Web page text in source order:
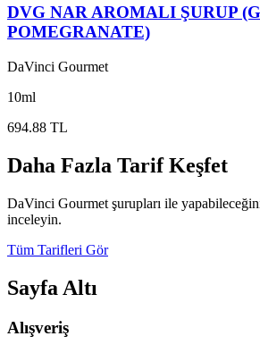
DVG NAR AROMALI ŞURUP
POMEGRANATE)
DaVinci Gourmet
10ml
694.88 TL
Daha Fazla Tarif Keşfet
DaVinci Gourmet şurupları ile
inceleyin.
Tüm Tarifleri Gör
Sayfa Altı
Alışveriş